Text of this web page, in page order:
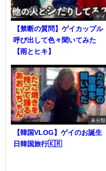
ゲイ
【禁断の質問】ゲイカップル
呼び出して色々聞いてみた
【雨とヒキ】
未分類
【韓国VLOG】ゲイのお誕生
日韓国旅行🇰🇷